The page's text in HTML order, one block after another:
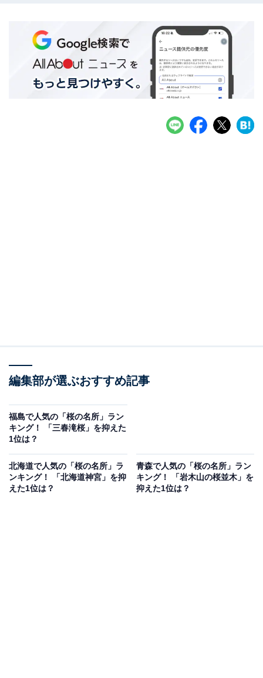
編集部が選ぶおすすめ記事
福島で人気の「桜の名所」ラン
キング！ 「三春滝桜」を抑えた
1位は？
北海道で人気の「桜の名所」ラ
ンキング！ 「北海道神宮」を抑
えた1位は？
青森で人気の「桜の名所」ラン
キング！ 「岩木山の桜並木」を
抑えた1位は？